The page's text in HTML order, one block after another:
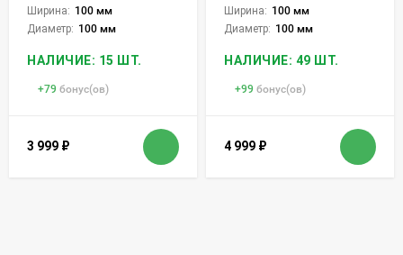
Ширина: 100 мм
Диаметр: 100 мм
НАЛИЧИЕ: 15 ШТ.
+79 бонус(ов)
3 999 ₽
Ширина: 100 мм
Диаметр: 100 мм
НАЛИЧИЕ: 49 ШТ.
+99 бонус(ов)
4 999 ₽